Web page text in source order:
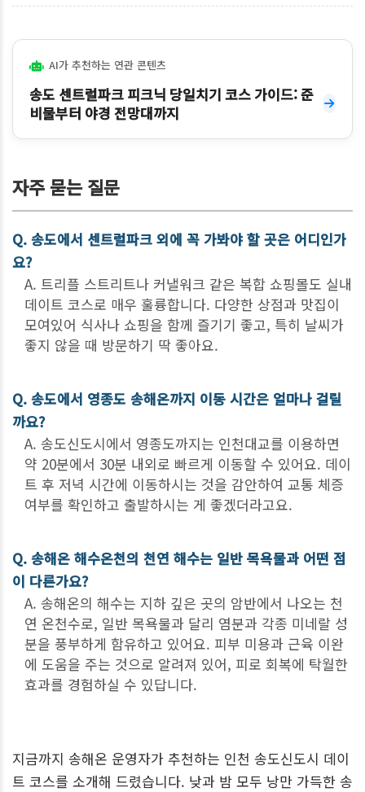
AI가 추천하는 연관 콘텐츠
송도 센트럴파크 피크닉 당일치기 코스 가이드: 준
비물부터 야경 전망대까지
자주 묻는 질문
Q. 송도에서 센트럴파크 외에 꼭 가봐야 할 곳은 어디인가
요?
A. 트리플 스트리트나 커낼워크 같은 복합 쇼핑몰도 실내
데이트 코스로 매우 훌륭합니다. 다양한 상점과 맛집이
모여있어 식사나 쇼핑을 함께 즐기기 좋고, 특히 날씨가
좋지 않을 때 방문하기 딱 좋아요.
Q. 송도에서 영종도 송해온까지 이동 시간은 얼마나 걸릴
까요?
A. 송도신도시에서 영종도까지는 인천대교를 이용하면
약 20분에서 30분 내외로 빠르게 이동할 수 있어요. 데이
트 후 저녁 시간에 이동하시는 것을 감안하여 교통 체증
여부를 확인하고 출발하시는 게 좋겠더라고요.
Q. 송해온 해수온천의 천연 해수는 일반 목욕물과 어떤 점
이 다른가요?
A. 송해온의 해수는 지하 깊은 곳의 암반에서 나오는 천
연 온천수로, 일반 목욕물과 달리 염분과 각종 미네랄 성
분을 풍부하게 함유하고 있어요. 피부 미용과 근육 이완
에 도움을 주는 것으로 알려져 있어, 피로 회복에 탁월한
효과를 경험하실 수 있답니다.
지금까지 송해온 운영자가 추천하는 인천 송도신도시 데이
트 코스를 소개해 드렸습니다. 낮과 밤 모두 낭만 가득한 송